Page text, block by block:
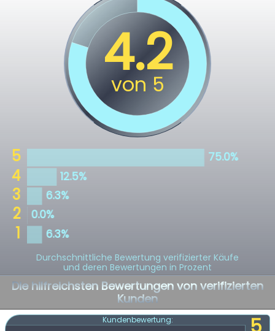
Durchschnittliche Bewertung verifizierter Käufe
und deren Bewertungen in Prozent
Die hilfreichsten Bewertungen von verifizierten
Kunden
Kundenbewertung: